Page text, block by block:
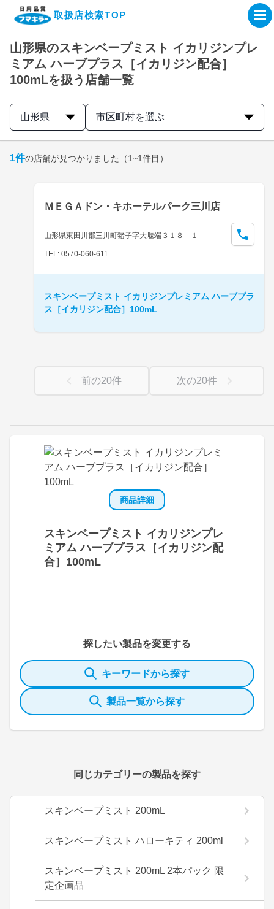
取扱店検索TOP
企業・IR情報サイト
製品情報サイト
オンラインショップ
製品検索はこちら
山形県のスキンベープミスト イカリジンプレ
ミアム ハーブプラス［イカリジン配合］
100mLを扱う店舗一覧
山形県 市区町村を選ぶ
商品詳細
スキンベープミスト イカリジンプレ
ミアム ハーブプラス［イカリジン配
合］100mL
探したい製品を変更する
キーワードから探す
製品一覧から探す
同じカテゴリーの製品を探す
スキンベープミスト 200mL
スキンベープミスト ハローキティ 200ml
スキンベープミスト 200mL 2本パック 限
定企画品
1件の店舗が見つかりました （1~1件目）
ＭＥＧＡドン・キホーテルパーク三川店
山形県東田川郡三川町猪子字大堰端３１８－１
TEL: 0570-060-611
スキンベープミスト イカリジンプレミアム ハーブプラ
ス［イカリジン配合］100mL
前の20件 次の20件